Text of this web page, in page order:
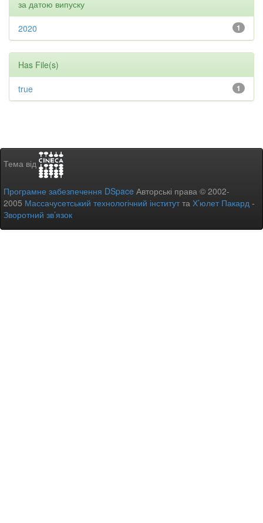
за датою випуску
1
2020
Has File(s)
1
true
Тема від
Програмне забезпечення DSpace Авторські права © 2002-
2005 Массачусетський технологічний інститутта Х’юлет Пакард -
Зворотний зв’язок